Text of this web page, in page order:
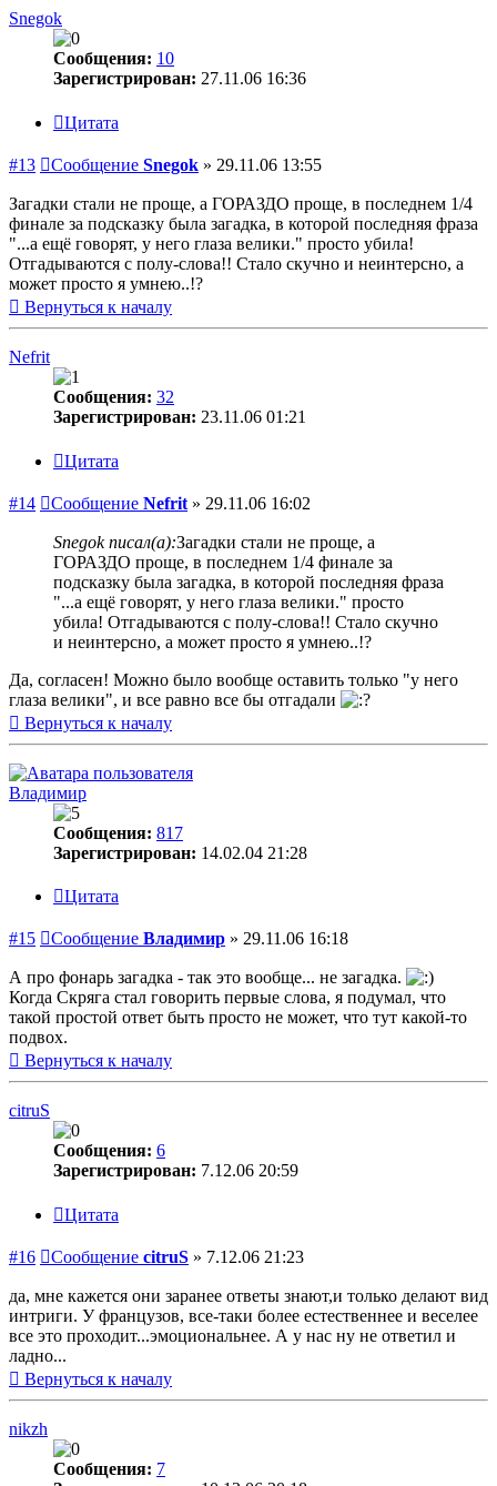
Snegok
Сообщения: 10
Зарегистрирован: 27.11.06 16:36
Цитата
#13 Сообщение Snegok » 29.11.06 13:55
Загадки стали не проще, а ГОРАЗДО проще, в последнем 1/4
финале за подсказку была загадка, в которой последняя фраза
"...а ещё говорят, у него глаза велики." просто убила!
Отгадываются с полу-слова!! Стало скучно и неинтерсно, а
может просто я умнею..!?
Вернуться к началу
Nefrit
Сообщения: 32
Зарегистрирован: 23.11.06 01:21
Цитата
#14 Сообщение Nefrit » 29.11.06 16:02
Snegok писал(а):Загадки стали не проще, а
ГОРАЗДО проще, в последнем 1/4 финале за
подсказку была загадка, в которой последняя фраза
"...а ещё говорят, у него глаза велики." просто
убила! Отгадываются с полу-слова!! Стало скучно
и неинтерсно, а может просто я умнею..!?
Да, согласен! Можно было вообще оставить только "у него
глаза велики", и все равно все бы отгадали
Вернуться к началу
Владимир
Сообщения: 817
Зарегистрирован: 14.02.04 21:28
Цитата
#15 Сообщение Владимир » 29.11.06 16:18
А про фонарь загадка - так это вообще... не загадка.
Когда Скряга стал говорить первые слова, я подумал, что
такой простой ответ быть просто не может, что тут какой-то
подвох.
Вернуться к началу
citruS
Сообщения: 6
Зарегистрирован: 7.12.06 20:59
Цитата
#16 Сообщение citruS » 7.12.06 21:23
да, мне кажется они заранее ответы знают,и только делают вид
интриги. У французов, все-таки более естественнее и веселее
все это проходит...эмоциональнее. А у нас ну не ответил и
ладно...
Вернуться к началу
nikzh
Сообщения: 7